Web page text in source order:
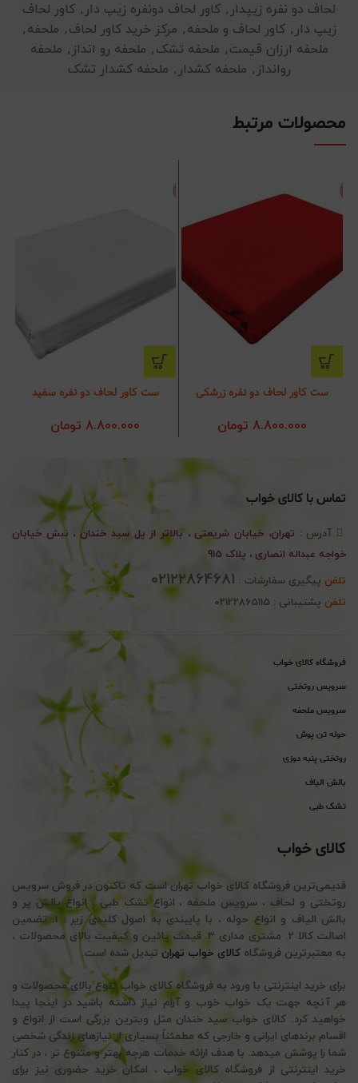
لحاف دو نفره زیپدار , کاور لحاف دونفره زیپ دار , کاور لحاف
زیپ دار , کاور لحاف و ملحفه, مرکز خرید کاور لحاف, ملحفه,
ملحفه ارزان قیمت, ملحفه تشک, ملحفه رو انداز , ملحفه
روانداز , ملحفه کشدار , ملحفه کشدار تشک
محصولات مرتبط
ست کاور لحاف دو نفره زرشکی
8.800.000 تومان
ست کاور لحاف دو نفره سفید
8.800.000 تومان
تماس با کالای خواب
آدرس : تهران، خیابان شریعتی ، بالاتر از پل سید خندان ، نبش خیابان
خواجه عبداله انصاری ، پلاک 915
تلفن پیگیری سفارشات : 02122864681
تلفن پشتیبانی : 02122865115
فروشگاه کالای خواب
سرویس روتختی
سرویس ملحفه
حوله تن پوش
روتختی پنبه دوزی
بالش الیاف
تشک طبی
کالای خواب
قدیمی‌ترین فروشگاه کالای خواب تهران است که تاکنون در فروش سرویس
روتختی و لحاف ، سرویس ملحفه ، انواع تشک طبی ، انواع بالش پر و
بالش الیاف و انواع حوله ، با پایبندی به اصول کلیدی زیر : 1. تضمین
اصالت کالا 2. مشتری مداری 3. قیمت پائین و کیفیت بالای محصولات ،
به معتبرترین فروشگاه کالای خواب تهران تبدیل شده است.
برای خرید اینترنتی با ورود به فروشگاه کالای خواب تنوع بالای محصولات و
هر آنچه جهت یک خواب خوب و آرام نیاز داشته باشید در اینجا پیدا
خواهید کرد. کالای خواب سید خندان مثل ویترین بزرگی است از انواع و
اقسام برندهای ایرانی و خارجی که مطمئناً بسیاری از نیازهای زندگی شخصی
شما را پوشش میدهد. با هدف ارائه خدمات هرچه بهتر و متنوع تر ، در کنار
خرید اینترنتی از فروشگاه کالای خواب ، امکان خرید حضوری نیز برای